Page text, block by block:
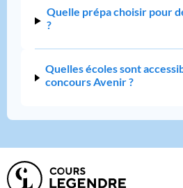
Quelle prépa choisir pour
?
Quelles écoles sont
concours Avenir ?